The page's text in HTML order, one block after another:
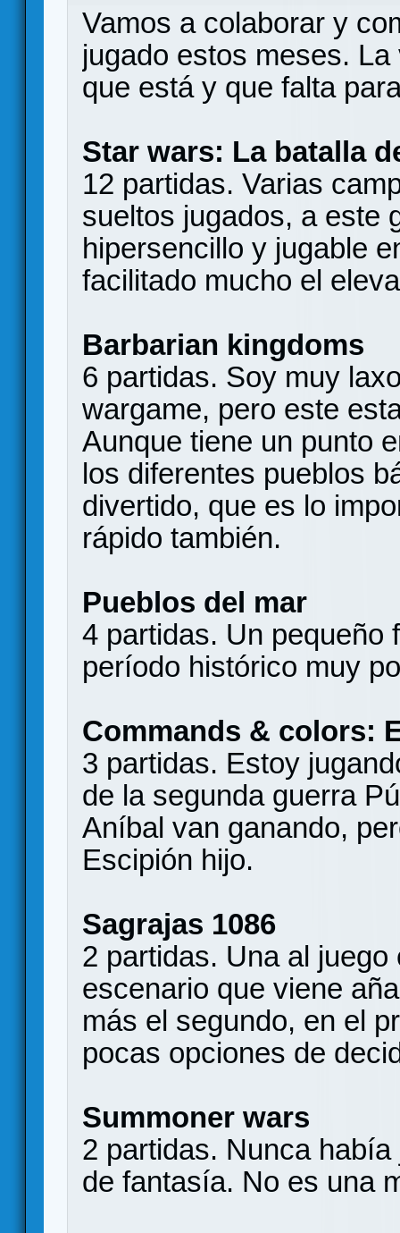
Vamos a colaborar y
jugado estos meses.
que está y que falta
Star wars: La batalla
12 partidas. Varias
sueltos jugados, a este
hipersencillo y jugable
facilitado mucho el
Barbarian kingdoms
6 partidas. Soy muy
wargame, pero este
Aunque tiene un punto
los diferentes pueblos
divertido, que es lo
rápido también.
Pueblos del mar
4 partidas. Un pequeño
período histórico muy
Commands & colors:
3 partidas. Estoy
de la segunda guerra
Aníbal van ganando,
Escipión hijo.
Sagrajas 1086
2 partidas. Una al
escenario que viene
más el segundo, en el
pocas opciones de
Summoner wars
2 partidas. Nunca
de fantasía. No es una